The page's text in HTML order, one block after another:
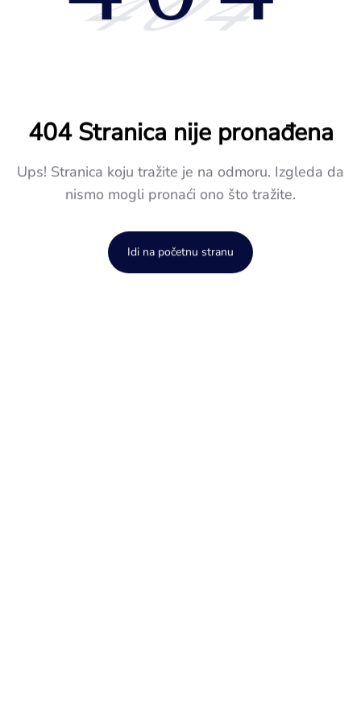
404 Stranica nije pronađena
Ups! Stranica koju tražite je na odmoru. Izgleda da
nismo mogli pronaći ono što tražite.
Idi na početnu stranu